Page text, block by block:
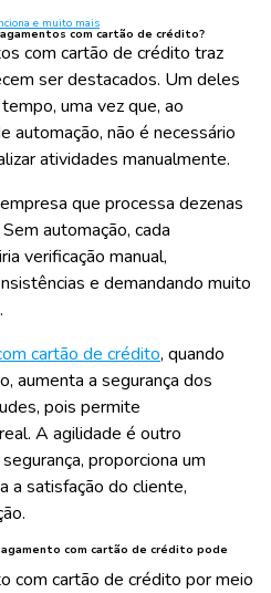
e muito mais
com cartão de crédito?
com cartão de crédito traz
ser destacados. Um deles
uma vez que, ao
automação, não é necessário
atividades manualmente.
que processa dezenas
automação, cada
verificação manual,
e demandando muito
cartão de crédito, quando
aumenta a segurança dos
pois permite
A agilidade é outro
proporciona um
a satisfação do cliente,
com cartão de crédito pode
com cartão de crédito por meio